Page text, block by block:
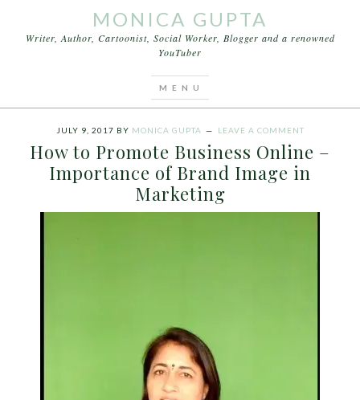
MONICA GUPTA
Writer, Author, Cartoonist, Social Worker, Blogger and a renowned
YouTuber
JULY 9, 2017 BY MONICA GUPTA LEAVE A COMMENT
How to Promote Business Online –
Importance of Brand Image in
Marketing